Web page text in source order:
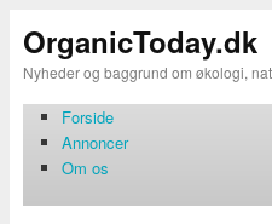
OrganicToday.dk
Nyheder og baggrund om økologi,
Forside
Annoncer
Om os